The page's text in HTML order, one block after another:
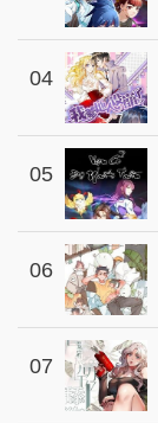
04
05
06
07